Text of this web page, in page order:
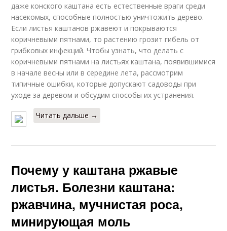
даже конского каштана есть естественные враги среди
насекомых, способные полностью уничтожить дерево.
Если листья каштанов ржавеют и покрываются
коричневыми пятнами, то растению грозит гибель от
грибковых инфекций. Чтобы узнать, что делать с
коричневыми пятнами на листьях каштана, появившимися
в начале весны или в середине лета, рассмотрим
типичные ошибки, которые допускают садоводы при
уходе за деревом и обсудим способы их устранения.
Читать дальше →
Почему у каштана ржавые
листья. Болезни каштана:
ржавчина, мучнистая роса,
минирующая моль